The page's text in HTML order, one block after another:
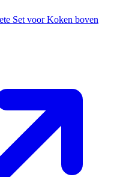
Set voor Koken boven